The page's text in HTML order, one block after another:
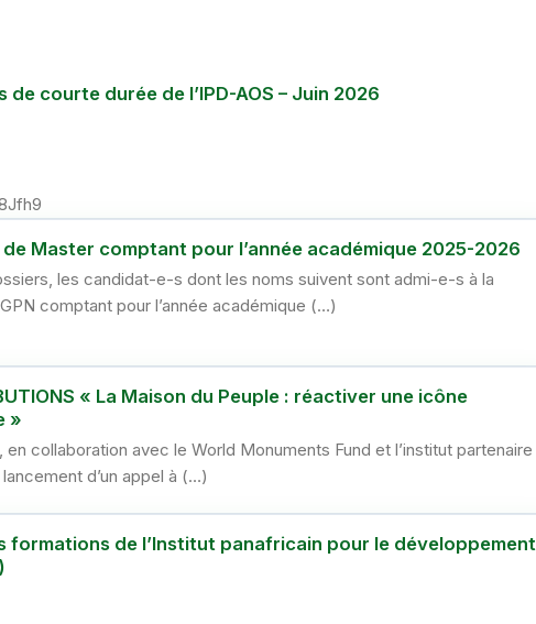
courte durée de l’IPD-AOS – Juin 2026
Master comptant pour l’année académique 2025-2026
les candidat-e-s dont les noms suivent sont admi-e-s à la
comptant pour l’année académique (…)
« La Maison du Peuple : réactiver une icône
»
en collaboration avec le World Monuments Fund et l’institut partenaire
d’un appel à (…)
formations de l’Institut panafricain pour le développement